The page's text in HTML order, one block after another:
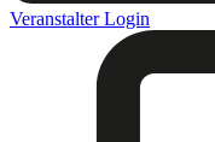
Veranstalter Login